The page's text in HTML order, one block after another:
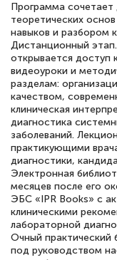
Спасибо
вежливое
понятно!
Елена
Знаток
11
Всем добрый
повышени
Программа сочетает
теоретических
навыков и разбором
Дистанционный
открывается доступ
видеоуроки и
разделам:
качеством,
клиническая
диагностика
заболеваний.
практикующими
диагностики,
Электронная
месяцев после его
ЭБС «IPR Books» с
клиническими
лабораторной
Очный практический
под руководством